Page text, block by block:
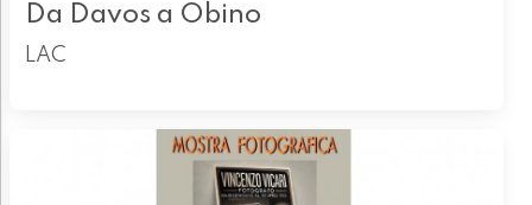
Da Davos a Obino
LAC